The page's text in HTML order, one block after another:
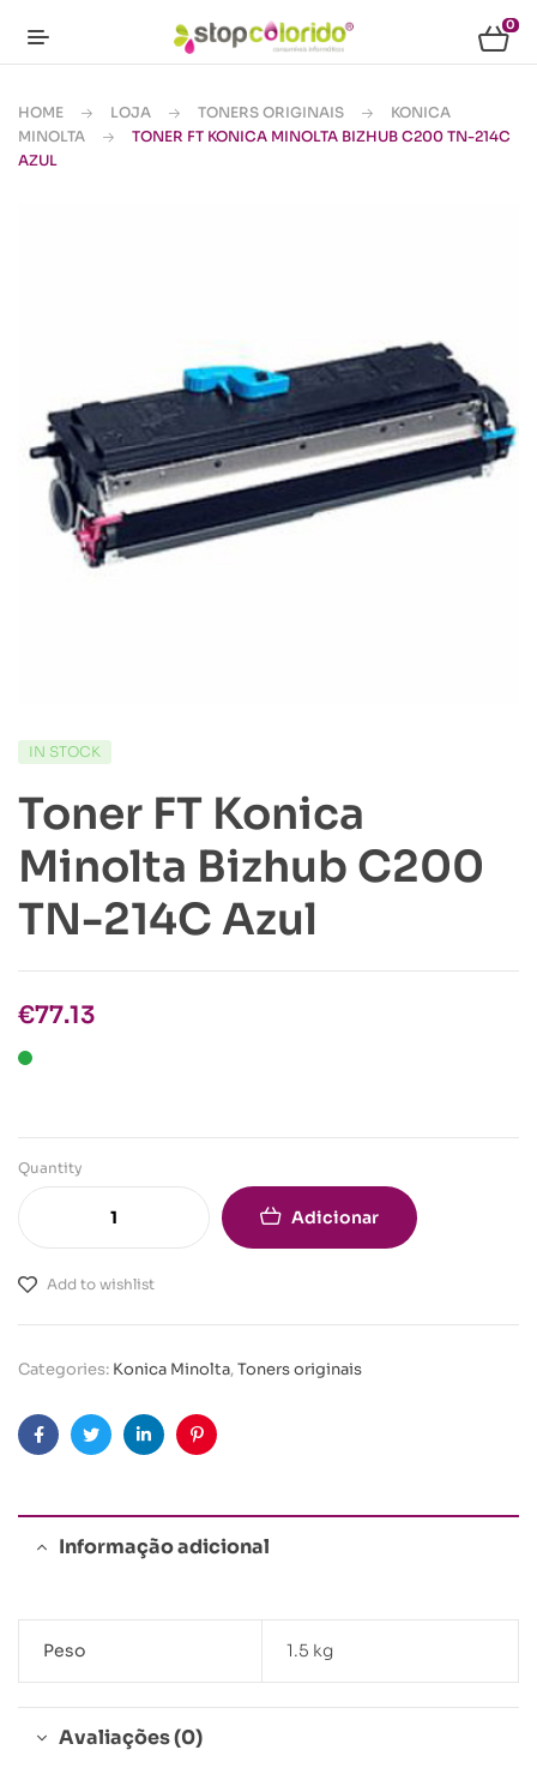
0
HOME LOJA TONERS ORIGINAIS
KONICA
MINOLTA
TONER FT KONICA MINOLTA BIZHUB C200 TN-214C
AZUL
IN STOCK
Toner FT Konica
Minolta Bizhub C200
TN-214C Azul
€77.13
Quantity
Adicionar
Add to wishlist
Categories: Konica Minolta,Toners originais
FacebookTwitterLinkedinPinterest
Informação adicional
Peso 1.5 kg
Avaliações (0)